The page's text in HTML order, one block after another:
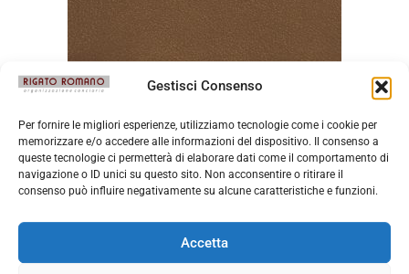
Gestisci Consenso
Per fornire le migliori esperienze, utilizziamo tecnologie come i cookie per
memorizzare e/o accedere alle informazioni del dispositivo. Il consenso a
queste tecnologie ci permetterà di elaborare dati come il comportamento di
navigazione o ID unici su questo sito. Non acconsentire o ritirare il
consenso può influire negativamente su alcune caratteristiche e funzioni.
Accetta
Messico Misty